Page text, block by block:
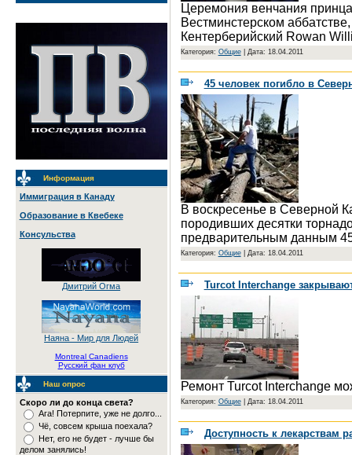
Информация
Иммиграция в Канаду
Образование в Квебеке
Консульства
Дмитрий Огма
Наяна - Мир для Людей
Montreal Canadiens
Русский фан клуб
Наш опрос
Скоро ли до конца света?
Ага! Потерпите, уже не долго...
Чё, совсем крыша поехала?
Нет, его не будет - лучше бы
делом занялись!
Церемония венчания
Вестминстерском
Кентерберийский Rowan
Категория: Общие| Дата: 18.04.2011
45 человек погибло в
В воскресенье в Северной
породивших десятки
предварительным данным
Категория: Общие| Дата: 18.04.2011
Turcot Interchange
Ремонт Turcot Interchange
Категория: Общие| Дата: 18.04.2011
Доступность к лекарствам